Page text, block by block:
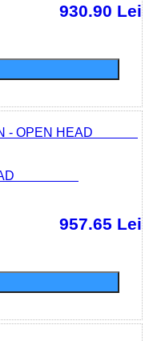
930.90 Lei
HEAD
957.65 Lei